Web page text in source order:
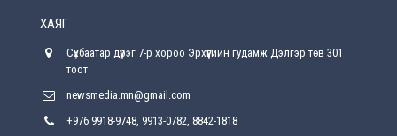
хүрсэн өгөөжөөрөө ажлаа үнэлж, хэрэгжилтээ
Улсын онцгой комисс өвөлжилтийн бэлтгэл,
ХАЯГ
Сүхбаатар дүүрэг 7-р хороо Эрхүүгийн гудамж Дэлгэр төв 301
тоот
newsmedia.mn@gmail.com
+976 9918-9748, 9913-0782, 8842-1818